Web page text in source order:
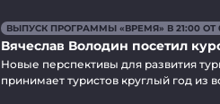
ВЫПУСК ПРОГРАММЫ «ВРЕМЯ» В 21:00 ОТ
Вячеслав Володин посетил
Новые перспективы для развития
принимает туристов круглый год из